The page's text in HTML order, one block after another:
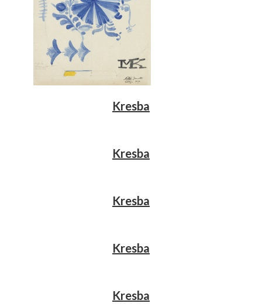
Kresba
Kresba
Kresba
Kresba
Kresba